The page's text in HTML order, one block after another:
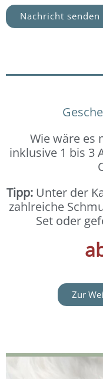
Nachricht senden
Wie wäre es
inklusive 1 bis 3
Tipp:Unter der
zahlreiche
Set oder
Zur